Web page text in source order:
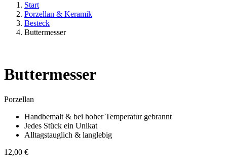
Start
Porzellan & Keramik
Besteck
Buttermesser
Buttermesser
Porzellan
Handbemalt & bei hoher Temperatur gebrannt
Jedes Stück ein Unikat
Alltagstauglich & langlebig
12,00 €